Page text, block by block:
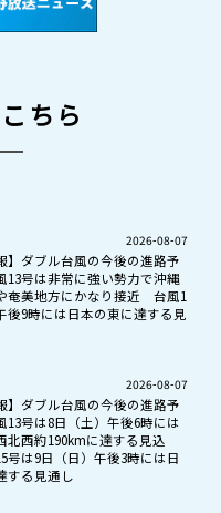
ちら
2026-08-07
】ダブル台風の今後の進路予
号は非常に強い勢力で沖縄
奄美地方にかなり接近 台風1
後9時には日本の東に達する見
2026-08-07
】ダブル台風の今後の進路予
号は8日（土）午後6時には
北西約190kmに達する見込
は9日（日）午後3時には日
する見通し